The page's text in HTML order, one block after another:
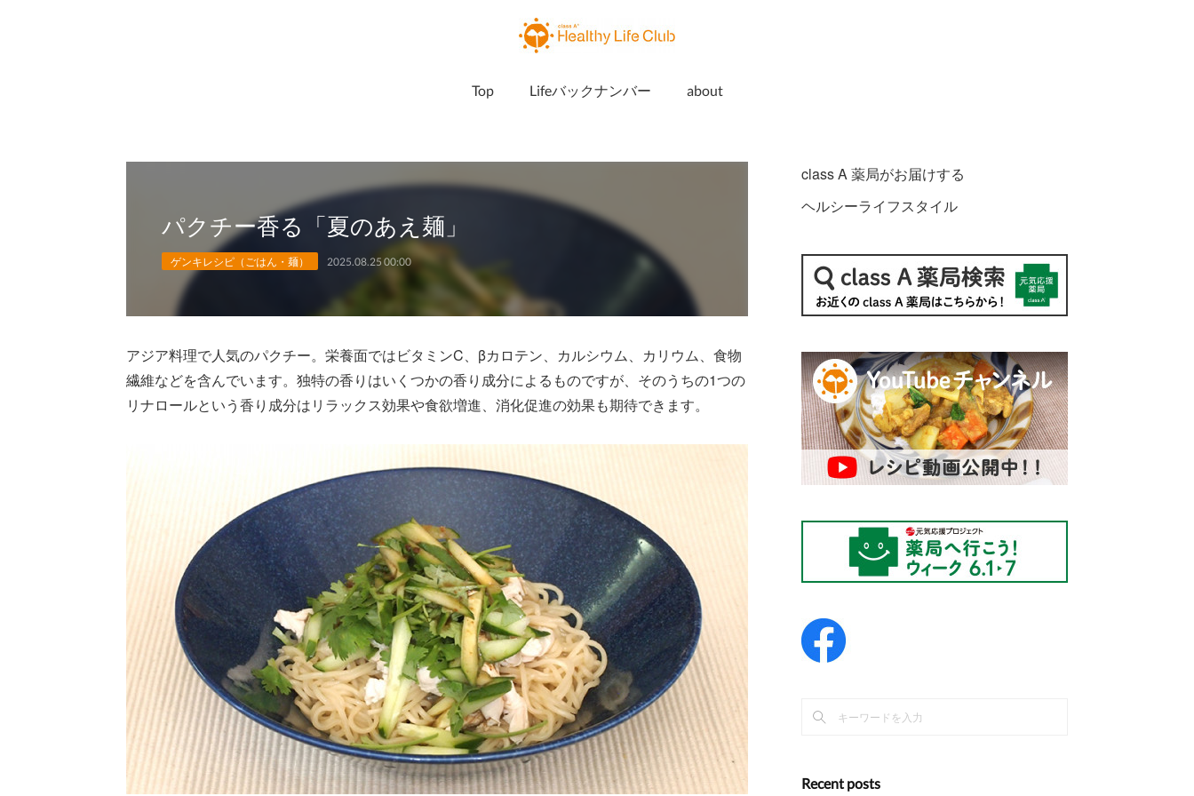
Top Lifeバックナンバー about
パクチー香る「夏のあえ麺」
ゲンキレシピ（ごはん・麺） 2025.08.25 00:00
アジア料理で人気のパクチー。栄養面ではビタミンC、βカロテン、カルシウム、カリウム、食物
繊維などを含んでいます。独特の香りはいくつかの香り成分によるものですが、そのうちの1つの
リナロールという香り成分はリラックス効果や食欲増進、消化促進の効果も期待できます。
class A 薬局がお届けする
ヘルシーライフスタイル
Recent posts